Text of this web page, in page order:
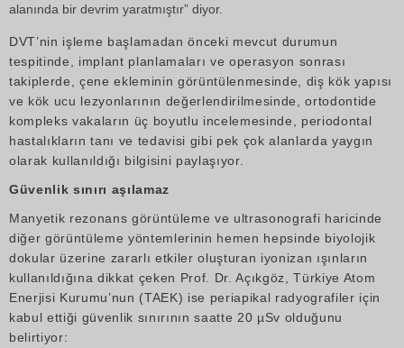
alanında bir devrim yaratmıştır” diyor.
DVT’nin işleme başlamadan önceki mevcut durumun
tespitinde, implant planlamaları ve operasyon sonrası
takiplerde, çene ekleminin görüntülenmesinde, diş kök yapısı
ve kök ucu lezyonlarının değerlendirilmesinde, ortodontide
kompleks vakaların üç boyutlu incelemesinde, periodontal
hastalıkların tanı ve tedavisi gibi pek çok alanlarda yaygın
olarak kullanıldığı bilgisini paylaşıyor.
Güvenlik sınırı aşılamaz
Manyetik rezonans görüntüleme ve ultrasonografi haricinde
diğer görüntüleme yöntemlerinin hemen hepsinde biyolojik
dokular üzerine zararlı etkiler oluşturan iyonizan ışınların
kullanıldığına dikkat çeken Prof. Dr. Açıkgöz, Türkiye Atom
Enerjisi Kurumu’nun (TAEK) ise periapikal radyografiler için
kabul ettiği güvenlik sınırının saatte 20 µSv olduğunu
belirtiyor: